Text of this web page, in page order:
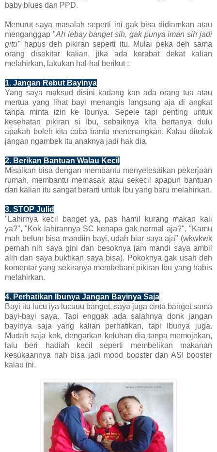
baby blues dan PPD.
Menurut saya masalah seperti ini gak bisa didiamkan atau
menganggap "Ah lebay banget sih, gak punya iman sih jadi
gitu" hapus deh pikiran seperti itu. Mulai peka deh sama
orang disekitar kalian, jika ada kerabat dekat kalian
melahirkan, lakukan hal-hal berikut :
1. Jangan Rebut Bayinya
Yang saya maksud disini kadang kan ada orang tua atau
mertua yang lihat bayi menangis langsung aja di angkat
tanpa minta izin ke Ibunya. Sepele tapi penting untuk
kesehatan pikiran si Ibu, sebaiknya kita bertanya dulu
apakah boleh kita coba bantu menenangkan. Kalau ditolak
jangan ngambek itu anaknya jadi hak dia.
2. Berikan Bantuan Walau Kecil
Misalkan bisa dengan membantu menyelesaikan pekerjaan
rumah, membantu memasak atau sekecil apapun bantuan
dari kalian itu sangat berarti untuk Ibu yang baru melahirkan.
3. STOP Julid
"Lahirnya kecil banget ya, pas hamil kurang makan kali
ya?", "Kok lahirannya SC kenapa gak normal aja?", "Kamu
mah belum bisa mandiin bayi, udah biar saya aja" (wkwkwk
pernah nih saya gini dan besoknya jam mandi saya ambil
alih dan saya buktikan saya bisa). Pokoknya gak usah deh
komentar yang sekiranya membebani pikiran Ibu yang habis
melahirkan.
4. Perhatikan Ibunya Jangan Bayinya Saja
Bayi itu lucu iya lucuuu banget, saya juga cinta banget sama
bayi-bayi saya. Tapi enggak ada salahnya donk jangan
bayinya saja yang kalian perhatikan, tapi Ibunya juga.
Mudah saja kok, dengarkan keluhan dia tanpa memojokan,
lalu beri hadiah kecil seperti membelikan makanan
kesukaannya nah bisa jadi mood booster dan ASI booster
kalau ini.